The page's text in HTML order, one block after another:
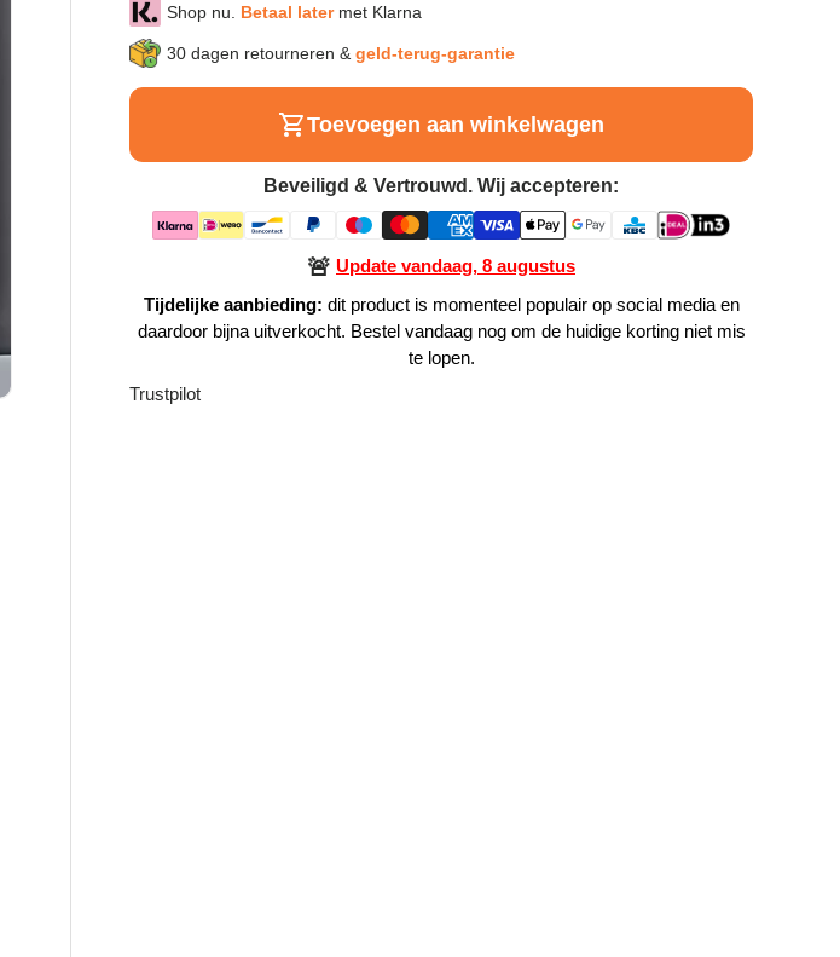
Shop nu. Betaal latermet Klarna
30 dagen retourneren & geld-terug-garantie
Toevoegen aan winkelwagen
Beveiligd & Vertrouwd. Wij accepteren:
🚨 Update vandaag, 8 augustus
Tijdelijke aanbieding: dit product is momenteel populair op social media en
daardoor bijna uitverkocht. Bestel vandaag nog om de huidige korting niet mis
te lopen.
Trustpilot